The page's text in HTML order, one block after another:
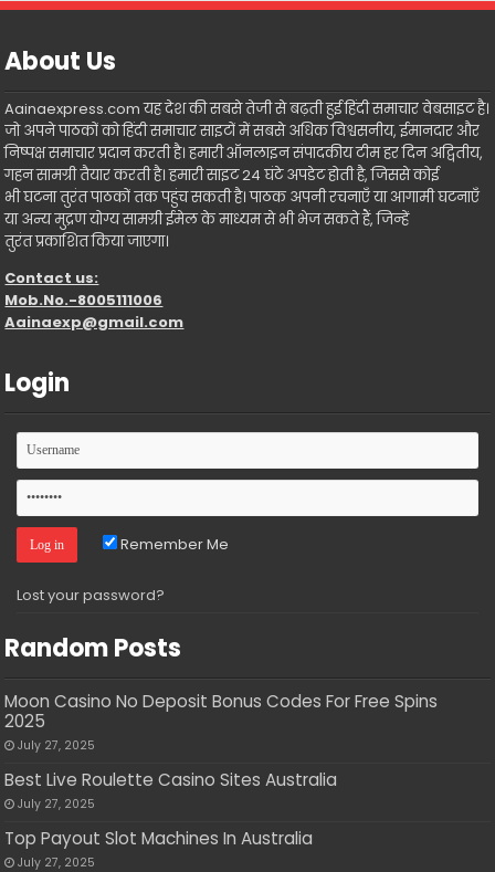
About Us
Aainaexpress.com यह देश की सबसे तेजी से बढ़ती हुई हिंदी समाचार वेबसाइट है।
जो अपने पाठकों को हिंदी समाचार साइटों में सबसे अधिक विश्वसनीय, ईमानदार और
निष्पक्ष समाचार प्रदान करती है। हमारी ऑनलाइन संपादकीय टीम हर दिन अद्वितीय,
गहन सामग्री तैयार करती है। हमारी साइट 24 घंटे अपडेट होती है, जिससे कोई
भी घटना तुरंत पाठकों तक पहुंच सकती है। पाठक अपनी रचनाएँ या आगामी घटनाएँ
या अन्य मुद्रण योग्य सामग्री ईमेल के माध्यम से भी भेज सकते हैं, जिन्हें
तुरंत प्रकाशित किया जाएगा।
Contact us:
Mob.No.-8005111006
Aainaexp@gmail.com
Login
Remember Me
Lost your password?
Random Posts
Moon Casino No Deposit Bonus Codes For Free Spins
2025
July 27, 2025
Best Live Roulette Casino Sites Australia
July 27, 2025
Top Payout Slot Machines In Australia
July 27, 2025